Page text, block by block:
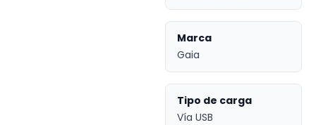
Marca
Gaia
Tipo de carga
Vía USB